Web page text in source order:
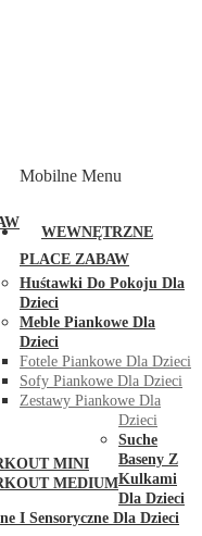
MINI
MEDIUM
Mobilne Menu
WEWNĘTRZNE
PLACE ZABAW
Huśtawki Do Pokoju Dla
Dzieci
Meble Piankowe Dla
Dzieci
Fotele Piankowe Dla Dzieci
Sofy Piankowe Dla Dzieci
Zestawy Piankowe Dla
Dzieci
Suche
Baseny Z
Kulkami
Dla Dzieci
I Sensoryczne Dla Dzieci